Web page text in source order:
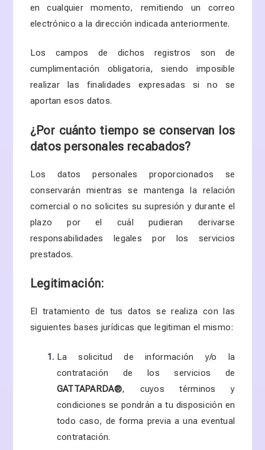
en cualquier momento, remitiendo un correo
electrónico a la dirección indicada anteriormente.
Los campos de dichos registros son de
cumplimentación obligatoria, siendo imposible
realizar las finalidades expresadas si no se
aportan esos datos.
¿Por cuánto tiempo se conservan los
datos personales recabados?
Los datos personales proporcionados se
conservarán mientras se mantenga la relación
comercial o no solicites su supresión y durante el
plazo por el cuál pudieran derivarse
responsabilidades legales por los servicios
prestados.
Legitimación:
El tratamiento de tus datos se realiza con las
siguientes bases jurídicas que legitiman el mismo:
La solicitud de información y/o la
contratación de los servicios de
GATTAPARDA®, cuyos términos y
condiciones se pondrán a tu disposición en
todo caso, de forma previa a una eventual
contratación.